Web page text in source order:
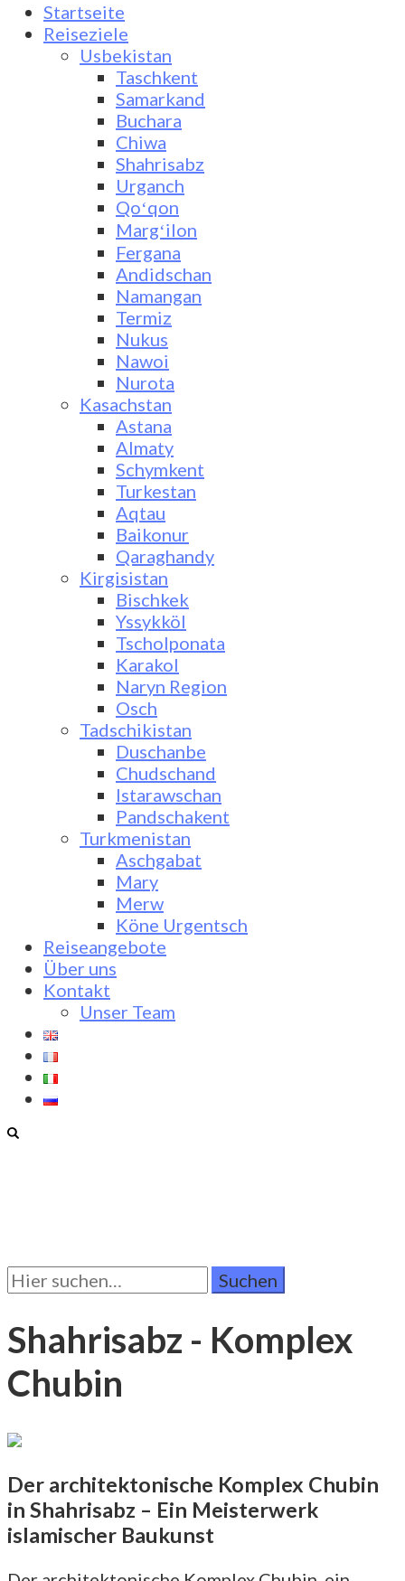
Startseite
Reiseziele
Usbekistan
Taschkent
Samarkand
Buchara
Chiwa
Shahrisabz
Urganch
Qoʻqon
Margʻilon
Fergana
Andidschan
Namangan
Termiz
Nukus
Nawoi
Nurota
Kasachstan
Astana
Almaty
Schymkent
Turkestan
Aqtau
Baikonur
Qaraghandy
Kirgisistan
Bischkek
Yssykköl
Tscholponata
Karakol
Naryn Region
Osch
Tadschikistan
Duschanbe
Chudschand
Istarawschan
Pandschakent
Turkmenistan
Aschgabat
Mary
Merw
Köne Urgentsch
Reiseangebote
Über uns
Kontakt
Unser Team
Suchen
Sie
Shahrisabz - Komplex
Chubin
Der architektonische Komplex Chubin
in Shahrisabz – Ein Meisterwerk
islamischer Baukunst